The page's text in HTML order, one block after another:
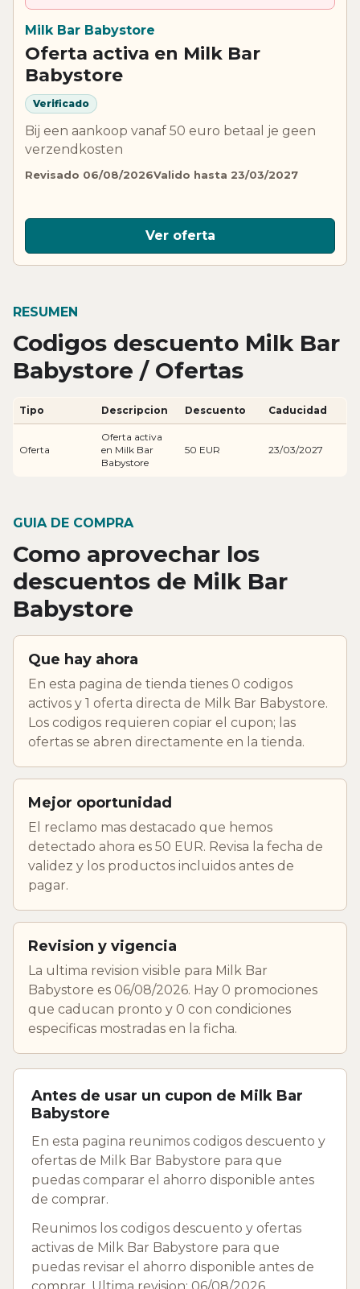
Milk Bar Babystore
Oferta activa en Milk Bar
Babystore
Verificado
Bij een aankoop vanaf 50 euro betaal je geen
verzendkosten
Revisado 06/08/2026Valido hasta 23/03/2027
Ver oferta
RESUMEN
Codigos descuento Milk Bar
Babystore / Ofertas
Tipo Descripcion Descuento Caducidad
Oferta
Oferta activa
en Milk Bar
Babystore
50 EUR 23/03/2027
GUIA DE COMPRA
Como aprovechar los
descuentos de Milk Bar
Babystore
Que hay ahora
En esta pagina de tienda tienes 0 codigos
activos y 1 oferta directa de Milk Bar Babystore.
Los codigos requieren copiar el cupon; las
ofertas se abren directamente en la tienda.
Mejor oportunidad
El reclamo mas destacado que hemos
detectado ahora es 50 EUR. Revisa la fecha de
validez y los productos incluidos antes de
pagar.
Revision y vigencia
La ultima revision visible para Milk Bar
Babystore es 06/08/2026. Hay 0 promociones
que caducan pronto y 0 con condiciones
especificas mostradas en la ficha.
Antes de usar un cupon de Milk Bar
Babystore
En esta pagina reunimos codigos descuento y
ofertas de Milk Bar Babystore para que
puedas comparar el ahorro disponible antes
de comprar.
Reunimos los codigos descuento y ofertas
activas de Milk Bar Babystore para que
puedas revisar el ahorro disponible antes de